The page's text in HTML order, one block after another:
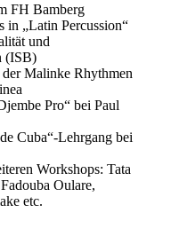
FH Bamberg
in „Latin Percussion“
und
(ISB)
Malinke Rhythmen
Pro“ bei Paul
Cuba“-Lehrgang bei
Workshops: Tata
Oulare,
etc.